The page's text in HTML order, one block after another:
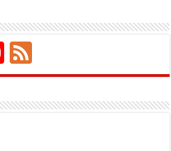
YouTube
Channel